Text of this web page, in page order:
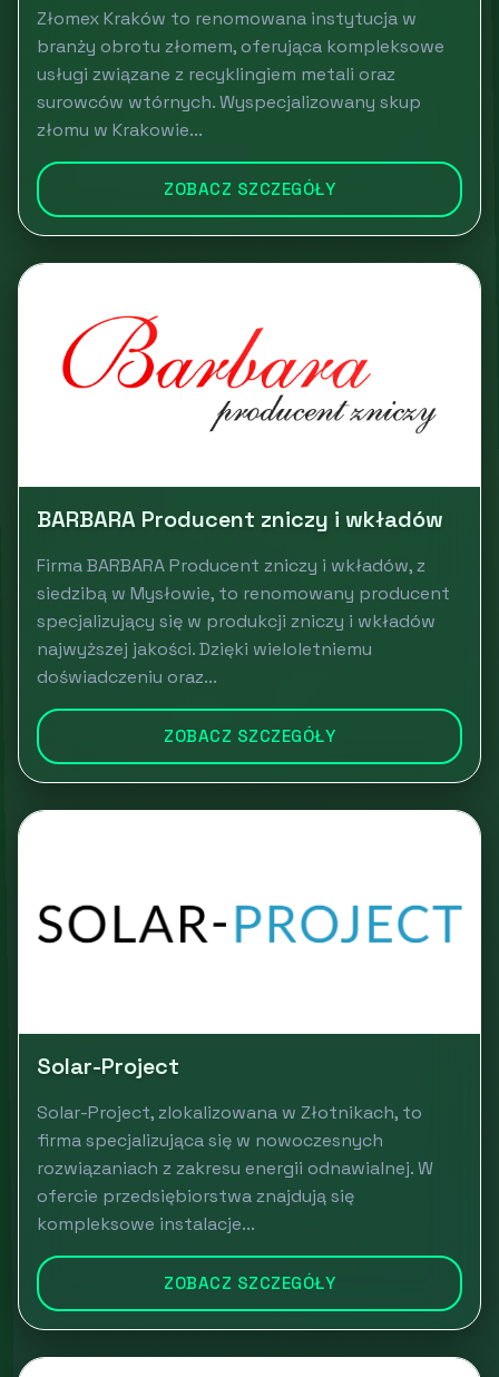
Złomex Kraków to renomowana instytucja w
branży obrotu złomem, oferująca kompleksowe
usługi związane z recyklingiem metali oraz
surowców wtórnych. Wyspecjalizowany skup
złomu w Krakowie...
ZOBACZ SZCZEGÓŁY
BARBARA Producent zniczy i wkładów
Firma BARBARA Producent zniczy i wkładów, z
siedzibą w Mysłowie, to renomowany producent
specjalizujący się w produkcji zniczy i wkładów
najwyższej jakości. Dzięki wieloletniemu
doświadczeniu oraz...
ZOBACZ SZCZEGÓŁY
Solar-Project
Solar-Project, zlokalizowana w Złotnikach, to
firma specjalizująca się w nowoczesnych
rozwiązaniach z zakresu energii odnawialnej. W
ofercie przedsiębiorstwa znajdują się
kompleksowe instalacje...
ZOBACZ SZCZEGÓŁY